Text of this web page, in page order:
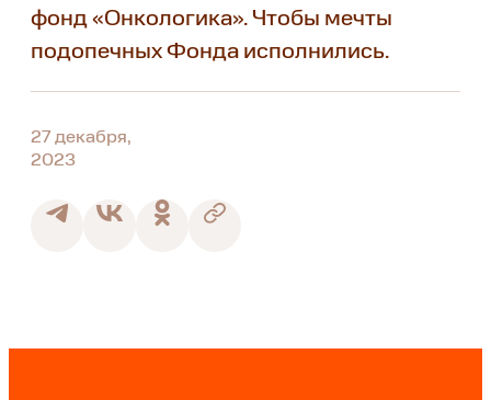
фонд «Онкологика». Чтобы мечты
подопечных Фонда исполнились.
27 декабря,
2023